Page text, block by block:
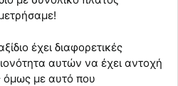
έχει διαφορετικές
αυτών να έχει αντοχή
με αυτό που